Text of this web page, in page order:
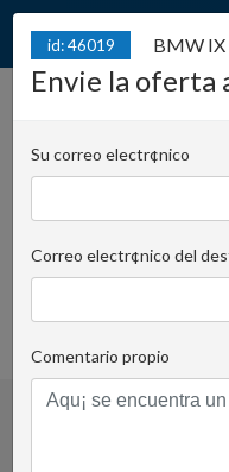
T10
Krzysztof Kijewski
id: 46019 BMW IX
Envie la oferta
Su correo electr¢nico
Correo electr¢nico del
Comentario propio